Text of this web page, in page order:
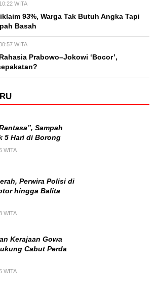
WITA
93%, Warga Tak Butuh Angka Tapi
Basah
WITA
Prabowo–Jokowi ‘Bocor’,
Sampah
5 Hari di Borong
WITA
Perwira Polisi di
hingga Balita
WITA
Kerajaan Gowa
Cabut Perda
WITA